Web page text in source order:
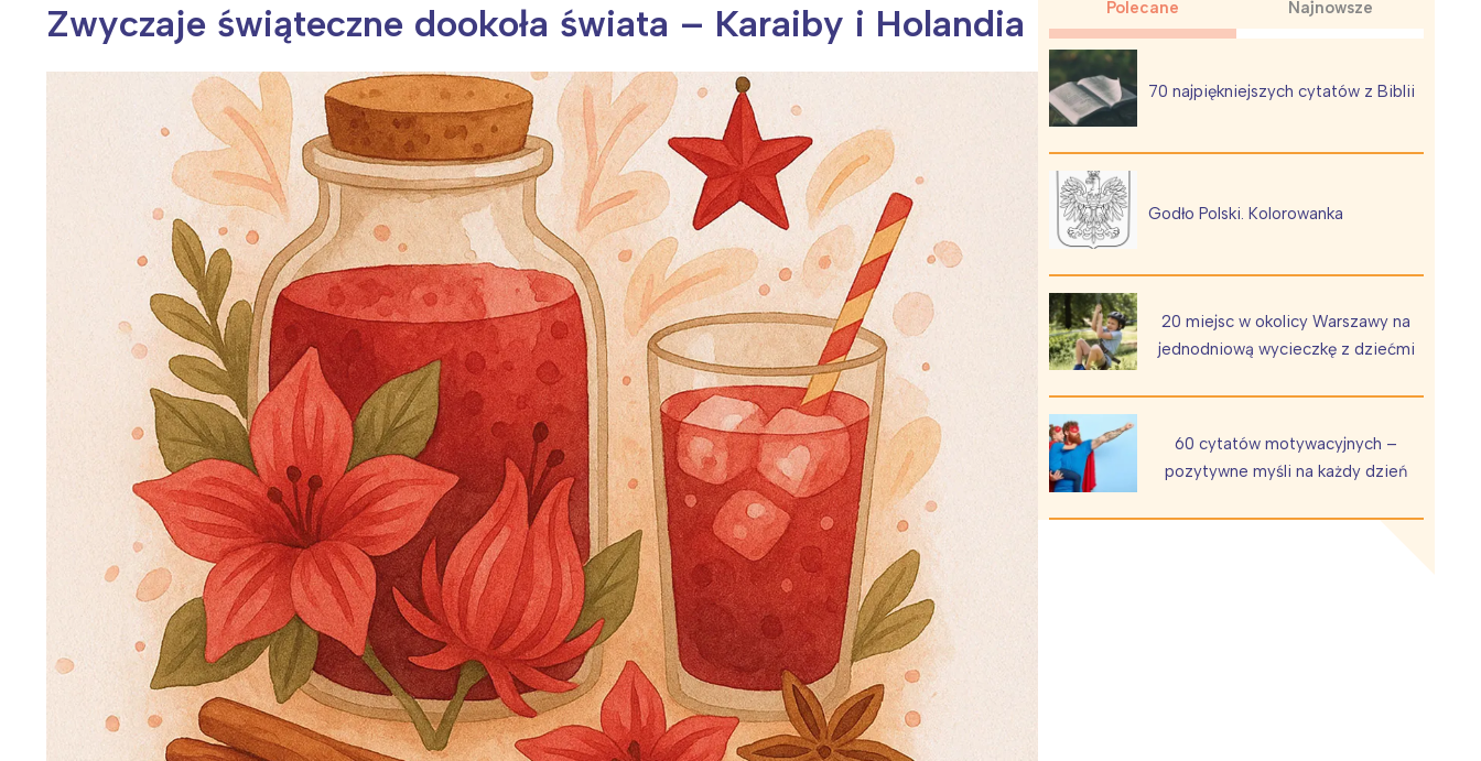
Wiosenny koncert ptaków na płocie Kwitnąca wiśnia i jej płatki Pszczoła i kwitnący ul
Zwyczaje świąteczne dookoła świata – Karaiby i Holandia Polecane Najnowsze
70 najpiękniejszych cytatów z Biblii
Godło Polski. Kolorowanka
20 miejsc w okolicy Warszawy na
jednodniową wycieczkę z dziećmi
60 cytatów motywacyjnych –
pozytywne myśli na każdy dzień